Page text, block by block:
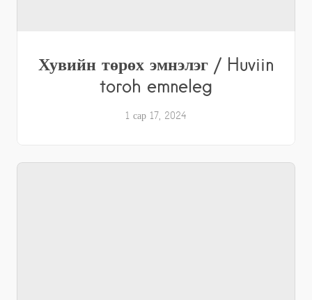
Хувийн төрөх эмнэлэг / Huviin
toroh emneleg
1 сар 17, 2024